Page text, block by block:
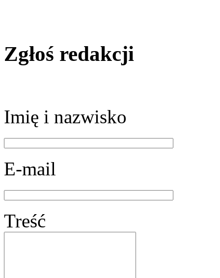
Zgłoś redakcji
Imię i nazwisko
E-mail
Treść